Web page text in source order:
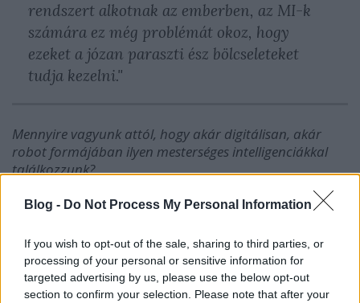
Blog - Do Not Process My Personal Information
If you wish to opt-out of the sale, sharing to third parties, or
processing of your personal or sensitive information for
targeted advertising by us, please use the below opt-out
section to confirm your selection. Please note that after your
rendszert alkotnak az emberben, az MI-k
számára ez még problémát okoz, hogy
ezeket a józan paraszti ész bölcseleteket
tudja kezelni."
Mennyire vagyunk attól, hogy akár digitálisan, akár
robot formájában ilyen mesterséges intelligenciákkal
találkozzunk?
"Ezeket borzasztó nehéz megválaszolni.
Minimum húsz-harminc évre, vagy ötven."